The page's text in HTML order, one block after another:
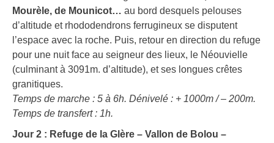
Mourèle, de Mounicot… au bord desquels pelouses
d’altitude et rhododendrons ferrugineux se disputent
l’espace avec la roche. Puis, retour en direction du refuge
pour une nuit face au seigneur des lieux, le Néouvielle
(culminant à 3091m. d’altitude), et ses longues crêtes
granitiques.
Temps de marche : 5 à 6h. Dénivelé : + 1000m / – 200m.
Temps de transfert : 1h.
Jour 2 : Refuge de la Glère – Vallon de Bolou –